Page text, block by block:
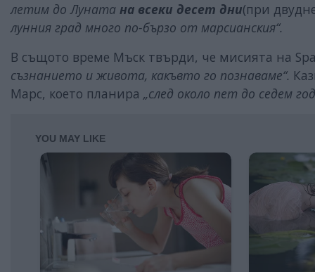
летим до Луната на всеки десет дни(при
лунния град много по-бързо от марсианския“.
В същото време Мъск твърди, че мисията на
съзнанието и живота, какъвто го познаваме“.
Марс, което планира „след около пет до седем